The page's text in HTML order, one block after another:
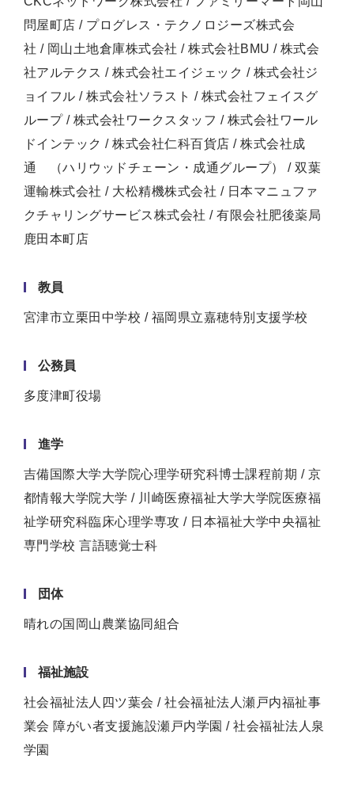
問屋町店 / プログレス・テクノロジーズ株式会
社 / 岡山土地倉庫株式会社 / 株式会社BMU / 株式会
社アルテクス / 株式会社エイジェック / 株式会社ジ
ョイフル / 株式会社ソラスト / 株式会社フェイスグ
ループ / 株式会社ワークスタッフ / 株式会社ワール
ドインテック / 株式会社仁科百貨店 / 株式会社成
通 （ハリウッドチェーン・成通グループ） / 双葉
運輸株式会社 / 大松精機株式会社 / 日本マニュファ
クチャリングサービス株式会社 / 有限会社肥後薬局
鹿田本町店
教員
宮津市立栗田中学校 / 福岡県立嘉穂特別支援学校
公務員
多度津町役場
進学
吉備国際大学大学院心理学研究科博士課程前期 / 京
都情報大学院大学 / 川崎医療福祉大学大学院医療福
祉学研究科臨床心理学専攻 / 日本福祉大学中央福祉
専門学校 言語聴覚士科
団体
晴れの国岡山農業協同組合
福祉施設
社会福祉法人四ツ葉会 / 社会福祉法人瀬戸内福祉事
業会 障がい者支援施設瀬戸内学園 / 社会福祉法人泉
学園